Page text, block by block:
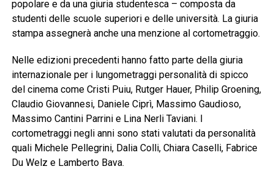
popolare e da una giuria studentesca – composta da
studenti delle scuole superiori e delle università. La giuria
stampa assegnerà anche una menzione al cortometraggio.
Nelle edizioni precedenti hanno fatto parte della giuria
internazionale per i lungometraggi personalità di spicco
del cinema come Cristi Puiu, Rutger Hauer, Philip Groening,
Claudio Giovannesi, Daniele Ciprì, Massimo Gaudioso,
Massimo Cantini Parrini e Lina Nerli Taviani. I
cortometraggi negli anni sono stati valutati da personalità
quali Michele Pellegrini, Dalia Colli, Chiara Caselli, Fabrice
Du Welz e Lamberto Bava.